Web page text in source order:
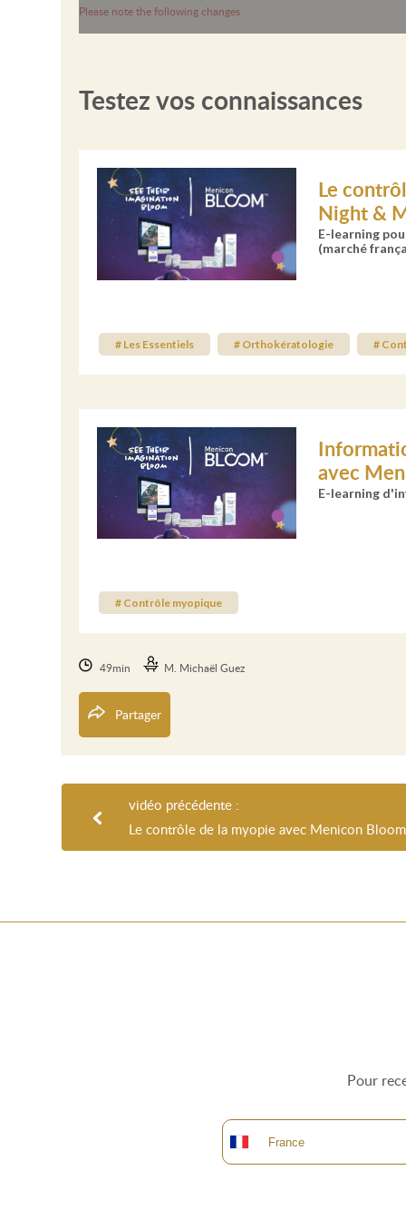
Please note the following changes
Testez vos connaissances
Le
Night &
E-learning
(marché
# Les Essentiels # Orthokératologie #
avec
E-learning
# Contrôle myopique
49min M. Michaël Guez
Partager
vidéo précédente :
Le contrôle de la myopie avec Menicon Bloom
Pour